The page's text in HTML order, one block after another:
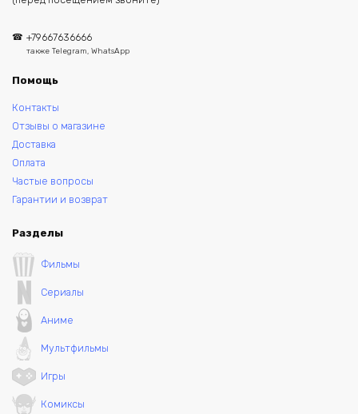
+79667636666
также Telegram, WhatsApp
Помощь
Контакты
Отзывы о магазине
Доставка
Оплата
Частые вопросы
Гарантии и возврат
Разделы
Фильмы
Сериалы
Аниме
Мультфильмы
Игры
Комиксы